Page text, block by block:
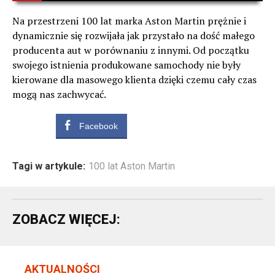
Na przestrzeni 100 lat marka Aston Martin prężnie i
dynamicznie się rozwijała jak przystało na dość małego
producenta aut w porównaniu z innymi. Od początku
swojego istnienia produkowane samochody nie były
kierowane dla masowego klienta dzięki czemu cały czas
mogą nas zachwycać.
Facebook
Tagi w artykule: 100 lat Aston Martin
ZOBACZ WIĘCEJ:
AKTUALNOŚCI